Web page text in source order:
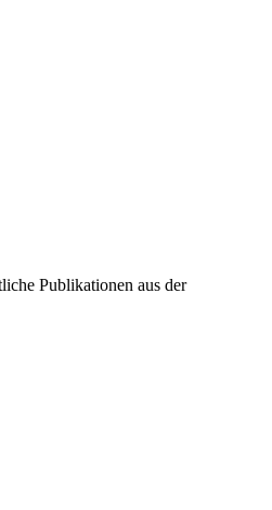
Publikationen aus der